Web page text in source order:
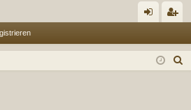
m ist